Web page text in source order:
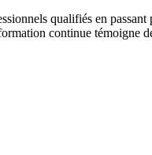
qualifiés en passant
continue témoigne